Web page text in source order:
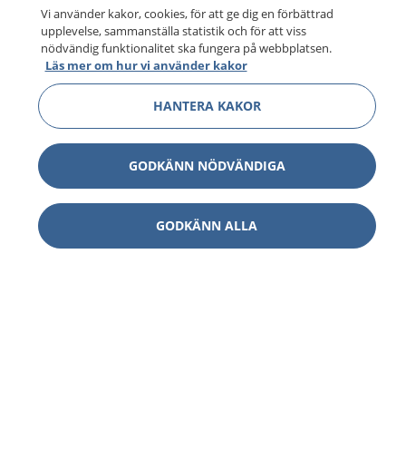
Vi använder kakor, cookies, för att ge dig en förbättrad
upplevelse, sammanställa statistik och för att viss
nödvändig funktionalitet ska fungera på webbplatsen.
Läs mer om hur vi använder kakor
HANTERA KAKOR
GODKÄNN NÖDVÄNDIGA
GODKÄNN ALLA